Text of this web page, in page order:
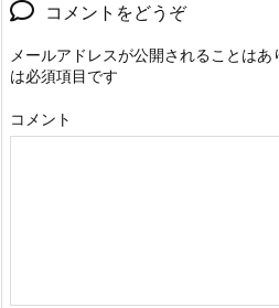
コメントをどうぞ
メールアドレスが公開されることはあ
は必須項目です
コメント